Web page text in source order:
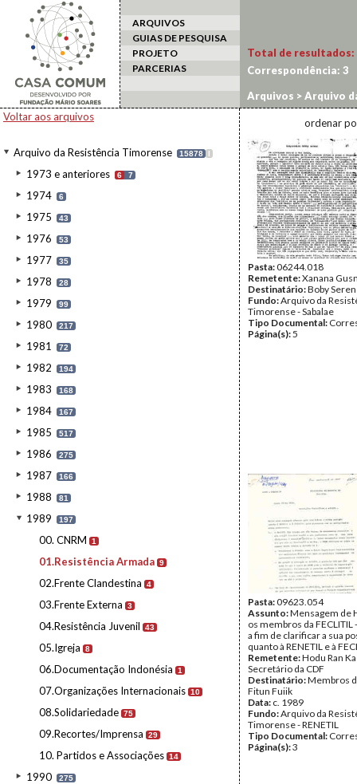
ARQUIVOS
GUIAS DE PESQUISA
PROJETO
PARCERIAS
Voltar aos arquivos
Arquivo da Resistência Timorense 15878 I
1973 e anteriores 6 7
1974 6
1975 43
1976 53
1977 35
1978 28
1979 99
1980 217
1981 72
1982 194
1983 168
1984 167
1985 517
1986 275
1987 166
1988 81
1989 197
00. CNRM 1
01.Resistência Armada 9
02.Frente Clandestina 4
03.Frente Externa 3
04.Resistência Juvenil 43
05.Igreja 8
06.Documentação Indonésia 1
07.Organizações Internacionais 10
08.Solidariedade 75
09.Recortes/Imprensa 29
10. Partidos e Associações 14
1990 275
Total de resultados:
Correspondência: 3
Arquivos >Arquivo
ordenar
Pasta:06244.018
Remetente:Xanana
Destinatário:Boby
Fundo:Arquivo da
Timorense - Sabalae
Tipo Documental:
Página(s):5
Pasta:09623.054
Assunto:Mensagem de
os membros da FECLITIL
a fim de clarificar a sua
quanto à RENETIL e à
Remetente:Hodu Ran
Secretário da CDF
Destinatário:Membros
Fitun Fuiik
Data: c. 1989
Fundo:Arquivo da
Timorense - RENETIL
Tipo Documental:
Página(s):3